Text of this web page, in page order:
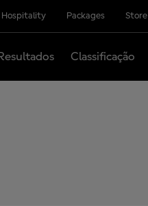
Hospitality Packages Store
Resultados Classificação